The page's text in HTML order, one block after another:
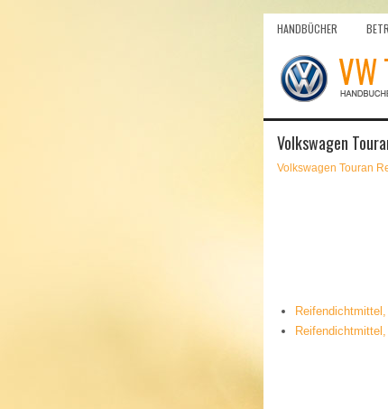
HANDBÜCHER
Volkswagen
Volkswagen Touran